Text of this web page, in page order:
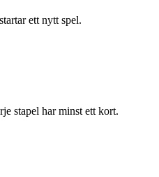
ett nytt spel.
stapel har minst ett kort.